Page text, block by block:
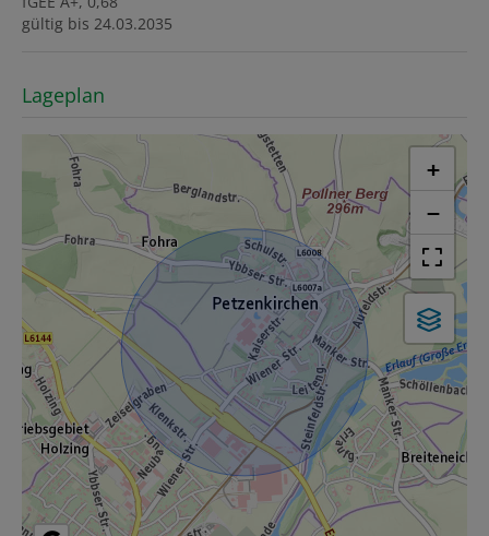
gültig bis 24.03.2035
Lageplan
+
−